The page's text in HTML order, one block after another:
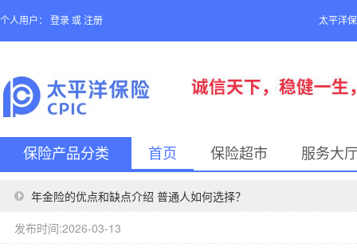
个人用户： 登录 或 注册 太平洋
保险产品分类 首页 保险超市 服务大
年金险的优点和缺点介绍 普通人如何选择？
发布时间:2026-03-13